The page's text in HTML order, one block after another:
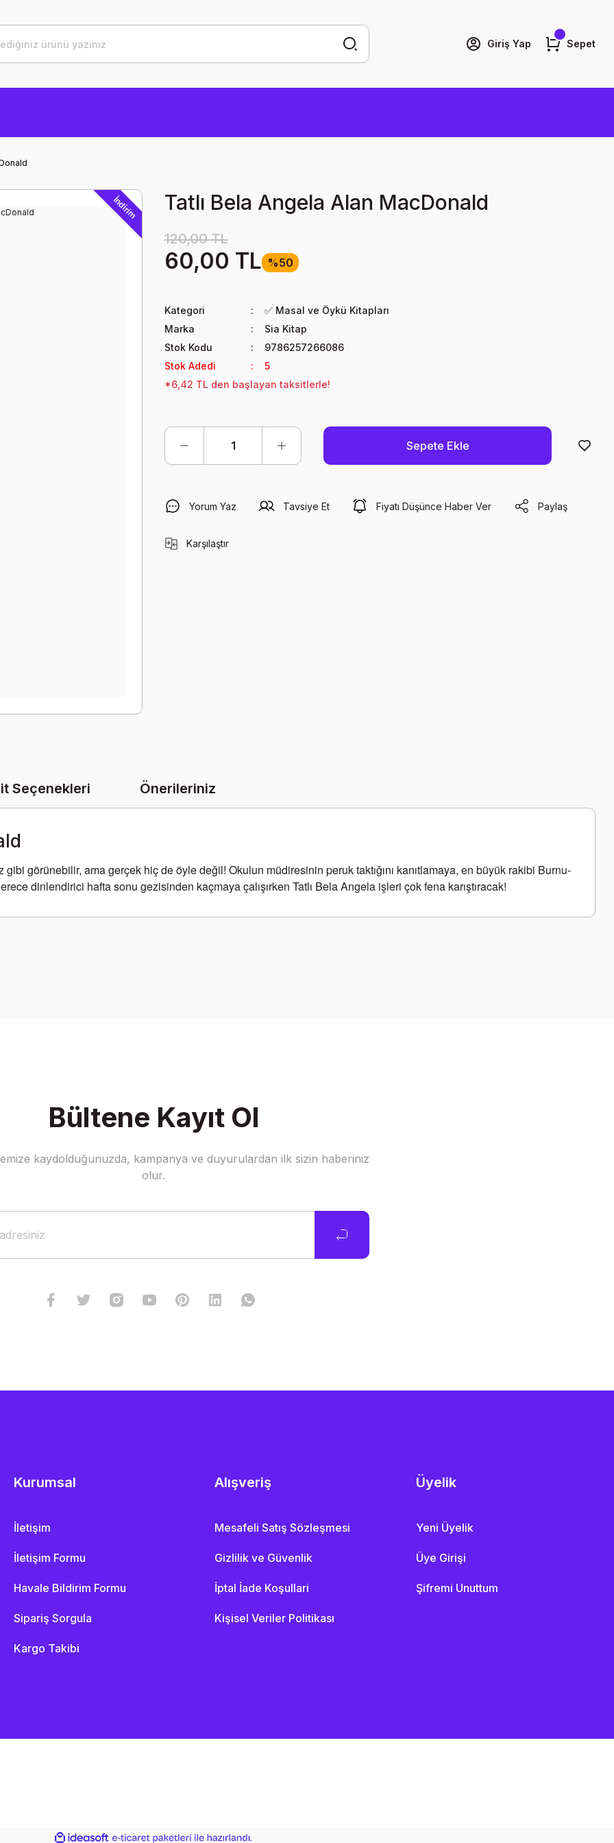
Giriş Yap Sepet
İndirim Tatlı Bela Angela Alan MacDonald
120,00 TL
60,00 TL %50
Kategori
✅ Masal ve Öykü Kitapları
Marka
Sia Kitap
Stok Kodu
9786257266086
Stok Adedi
5
*6,42 TL den başlayan taksitlerle!
Sepete Ekle
Yorum Yaz Tavsiye Et Fiyatı Düşünce Haber Ver Paylaş
Karşılaştır
Seçenekleri Önerileriniz
görünebilir, ama gerçek hiç de öyle değil! Okulun müdiresinin peruk taktığını kanıtlamaya, en büyük rakibi Burnu-
dinlendirici hafta sonu gezisinden kaçmaya çalışırken Tatlı Bela Angela işleri çok fena karıştıracak!
Gönder
Bültene Kayıt Ol
kaydolduğunuzda, kampanya ve duyurulardan ilk sizin haberiniz
olur.
Kurumsal
İletişim
İletişim Formu
Havale Bildirim Formu
Sipariş Sorgula
Kargo Takibi
Alışveriş
Mesafeli Satış Sözleşmesi
Gizlilik ve Güvenlik
İptal İade Koşullari
Kişisel Veriler Politikası
Üyelik
Yeni Üyelik
Üye Girişi
Şifremi Unuttum
ideasoft e-